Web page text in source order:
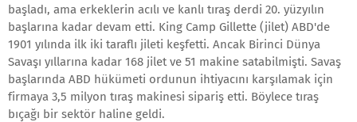
başladı, ama erkeklerin acılı ve kanlı tıraş derdi 20. yüzyılın
başlarına kadar devam etti. King Camp Gillette (jilet) ABD'de
1901 yılında ilk iki taraflı jileti keşfetti. Ancak Birinci Dünya
Savaşı yıllarına kadar 168 jilet ve 51 makine satabilmişti. Savaş
başlarında ABD hükümeti ordunun ihtiyacını karşılamak için
firmaya 3,5 milyon tıraş makinesi sipariş etti. Böylece tıraş
bıçağı bir sektör haline geldi.